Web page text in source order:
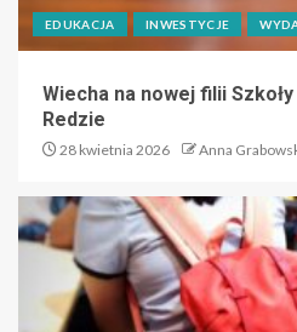
EDUKACJA INWESTYCJE
Wiecha na nowej filii
Redzie
28 kwietnia 2026 Anna